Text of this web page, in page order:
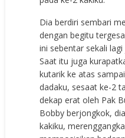
Dia berdiri sembari
dengan begitu
ini sebentar sekali
Saat itu juga
kutarik ke atas
dadaku, sesaat ke-2
dekap erat oleh Pak
Bobby berjongkok,
kakiku,